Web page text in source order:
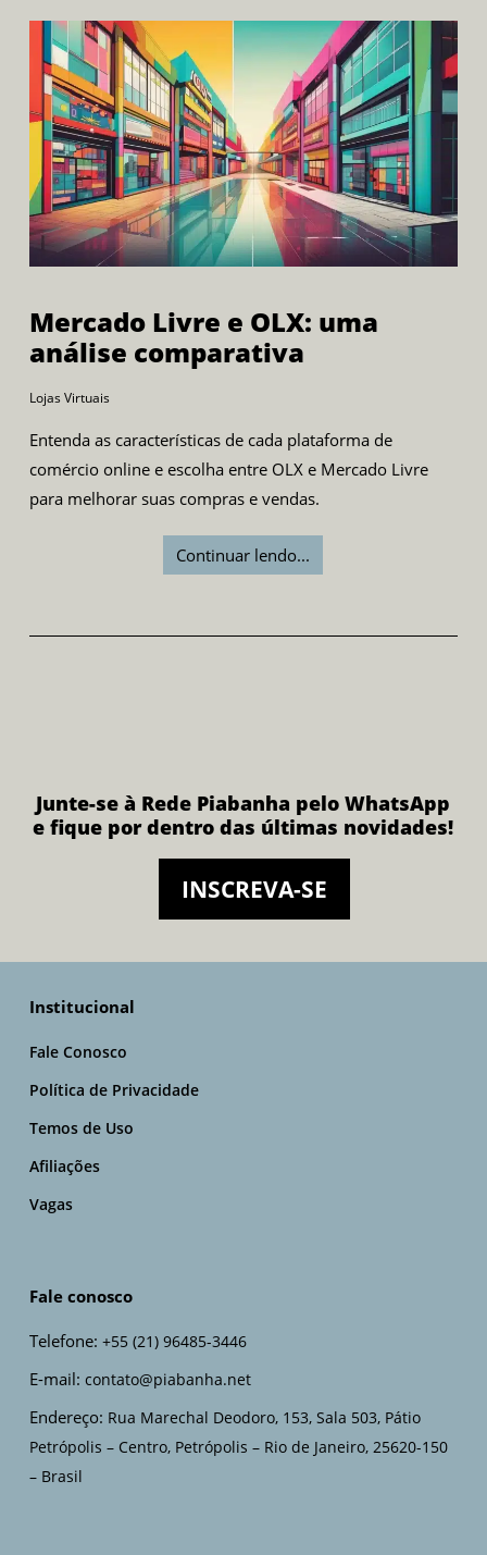
Mercado Livre e OLX: uma
análise comparativa
Lojas Virtuais
Entenda as características de cada plataforma de
comércio online e escolha entre OLX e Mercado Livre
para melhorar suas compras e vendas.
Continuar lendo...
Junte-se à Rede Piabanha pelo WhatsApp
e fique por dentro das últimas novidades!
INSCREVA-SE
Institucional
Fale Conosco
Política de Privacidade
Temos de Uso
Afiliações
Vagas
Fale conosco
Telefone: +55 (21) 96485-3446
E-mail: contato@piabanha.net
Endereço: Rua Marechal Deodoro, 153, Sala 503, Pátio
Petrópolis – Centro, Petrópolis – Rio de Janeiro, 25620-150
– Brasil